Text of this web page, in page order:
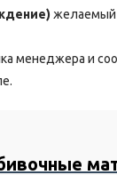
желаемый
менеджера и